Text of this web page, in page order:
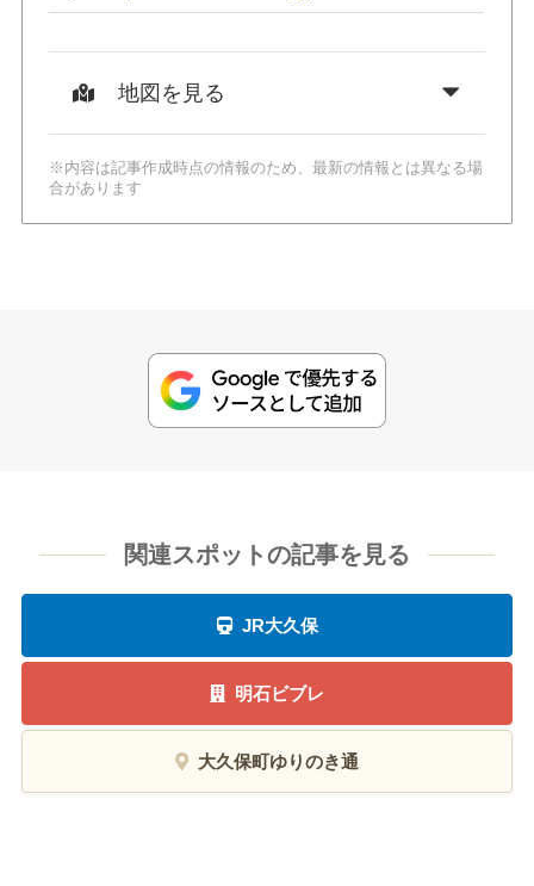
地図を見る
※内容は記事作成時点の情報のため、最新の情報とは異なる場
合があります
関連スポットの記事を見る
JR大久保
明石ビブレ
大久保町ゆりのき通